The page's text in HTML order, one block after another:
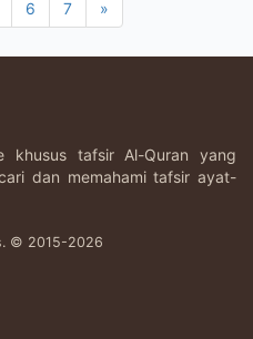
6 7 »
khusus tafsir Al-Quran yang
dan memahami tafsir ayat-
© 2015-2026